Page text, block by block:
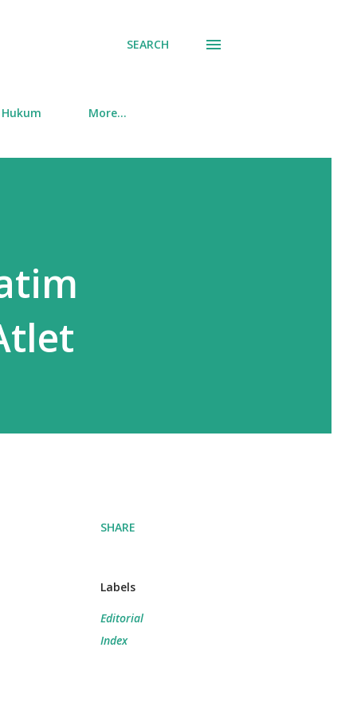
SEARCH
Hukum More…
SHARE
Labels
Editorial
Index